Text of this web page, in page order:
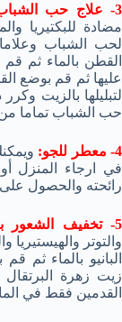
3- علاج حب الشباب:
مضادة للبكتيريا
لحب الشباب
القطن بالماء ثم
عليها ثم قم بوضع
لتبليلها بالزيت
حب الشباب تماما
4- معطر للجو:
في ارجاء المنزل
رائحته والحصول على
5- تخفيف الشعور بالتعب والإجهاد:
والتوتر
البانيو بالماء ثم
زيت زهرة
القدمين فقط في